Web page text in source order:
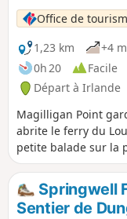
Office de
1,23 km
+4 m
0h 20
Facile
Départ à Irlande
Magilligan Point
abrite le ferry du
petite balade sur la
nationale permet
d'observer les
Springwell
Sentier de